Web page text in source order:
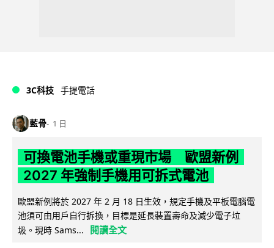
3C科技 手提電話
藍骨 1 日
可換電池手機或重現市場 歐盟新例
2027 年強制手機用可拆式電池
歐盟新例將於 2027 年 2 月 18 日生效，規定手機及平板電腦電
池須可由用戶自行拆換，目標是延長裝置壽命及減少電子垃
圾。現時 Sams...
閱讀全文